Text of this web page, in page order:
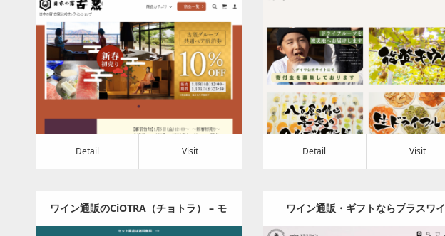
｜こだわりの逸品を通販でご紹介
Category:食料品
Detail Visit
Detail Visit
パー オンラインストア
Category:食料品
Detail Visit
Detail Visit
ワイン通販のCiOTRA（チョトラ） – モ ワイン通販・ギフトならプラスワイ